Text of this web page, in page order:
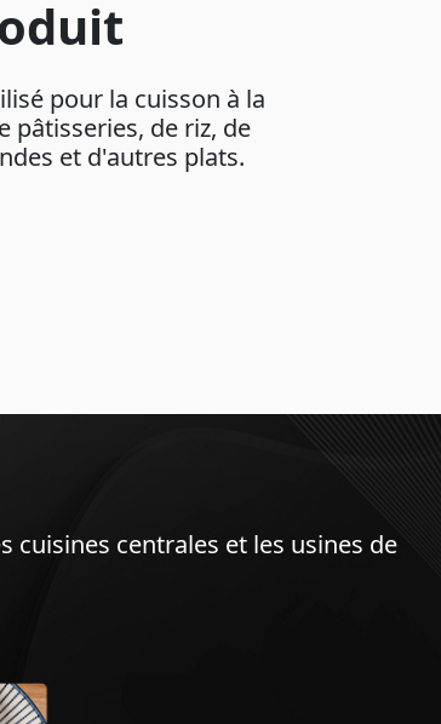
pour la cuisson à la
pâtisseries, de riz, de
et d'autres plats.
cuisines centrales et les usines de